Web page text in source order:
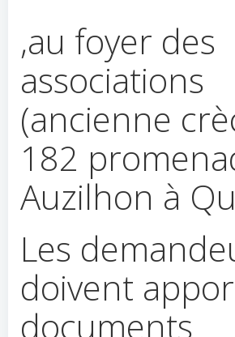
,au foyer des
associations
(ancienne
182
Auzilhon à
Les
doivent
documents